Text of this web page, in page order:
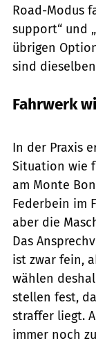
Road-Modus
support“ und
übrigen
sind
Fahrwerk
In der Praxis
Situation wie
am Monte
Federbein im
aber die
Das
ist zwar fein,
wählen
stellen fest,
straffer liegt.
immer noch